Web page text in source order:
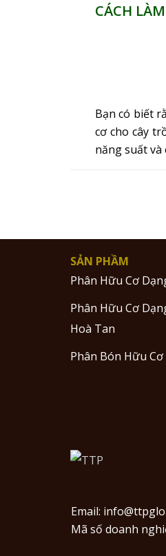
CÁCH
Bạn có biết
cơ cho cây
năng suất
SẢN PHẦM
Phân Hữu Cơ
Phân Hữu Cơ
Hoà Tan
Phân Bón Hữu
Email:
Mã số doanh